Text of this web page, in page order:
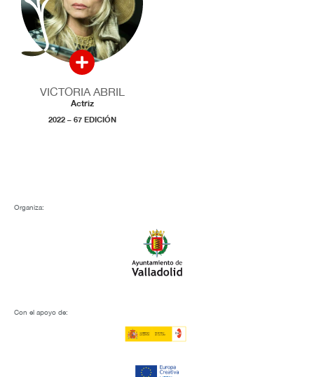
VICTORIA ABRIL
Actriz
2022 – 67 EDICIÓN
Organiza:
Con el apoyo de: